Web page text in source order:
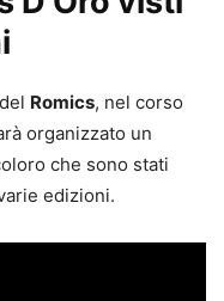
del Romics, nel corso
organizzato un
che sono stati
edizioni.